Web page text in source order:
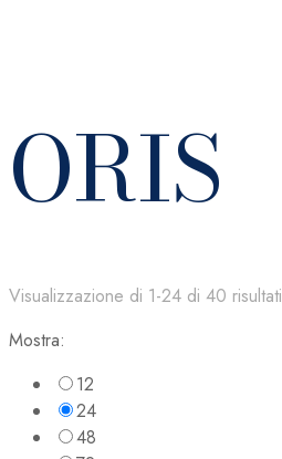
ORIS
Visualizzazione di 1-24 di 40 risultati
Mostra:
12
24
48